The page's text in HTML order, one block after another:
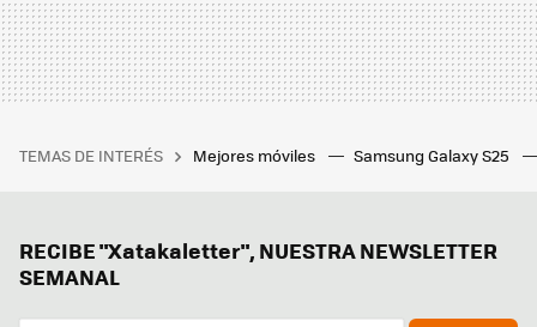
TEMAS DE INTERÉS Mejores móviles Samsung Galaxy S25
RECIBE "Xatakaletter", NUESTRA NEWSLETTER
SEMANAL